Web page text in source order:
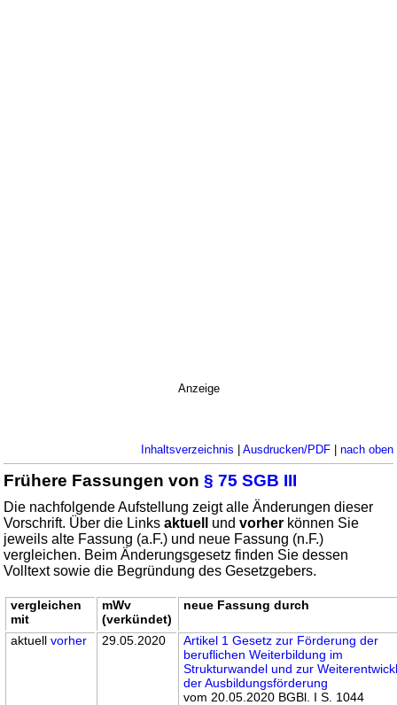
Anzeige
Inhaltsverzeichnis | Ausdrucken/PDF| nach oben
Frühere Fassungen von§ 75 SGB III
Die nachfolgende Aufstellung zeigt alle Änderungen dieser
Vorschrift. Über die Linksaktuell undvorher können Sie
jeweils alte Fassung (a.F.) und neue Fassung (n.F.)
vergleichen. Beim Änderungsgesetz finden Sie dessen
Volltext sowie die Begründung des Gesetzgebers.
vergleichen
mit
mWv
(verkündet)
neue Fassung durch
aktuellvorher 29.05.2020
Artikel 1 Gesetz zur Förderung der
beruflichen Weiterbildung im
Strukturwandel und zur
der Ausbildungsförderung
vom 20.05.2020 BGBl. I S. 1044